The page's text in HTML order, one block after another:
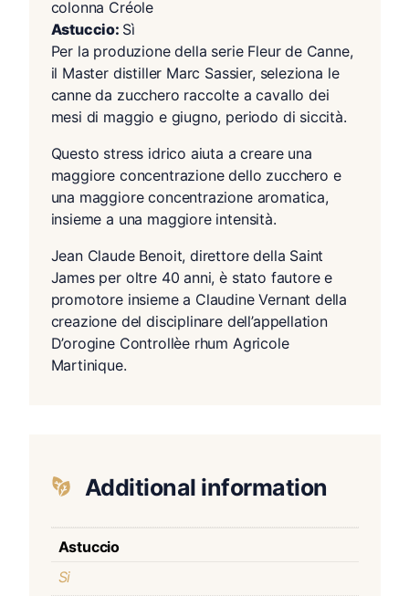
colonna Créole
Astuccio: Sì
Per la produzione della serie Fleur de Canne,
il Master distiller Marc Sassier, seleziona le
canne da zucchero raccolte a cavallo dei
mesi di maggio e giugno, periodo di siccità.
Questo stress idrico aiuta a creare una
maggiore concentrazione dello zucchero e
una maggiore concentrazione aromatica,
insieme a una maggiore intensità.
Jean Claude Benoit, direttore della Saint
James per oltre 40 anni, è stato fautore e
promotore insieme a Claudine Vernant della
creazione del disciplinare dell’appellation
D’orogine Controllèe rhum Agricole
Martinique.
Additional information
Astuccio
Si